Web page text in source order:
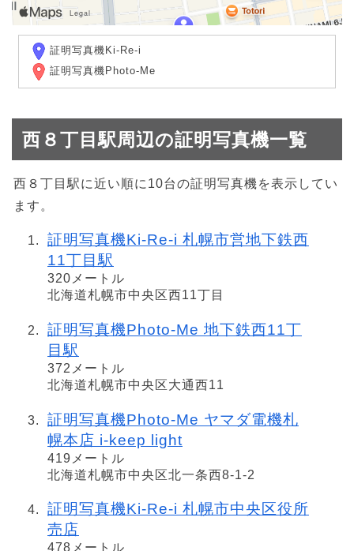
証明写真機Ki-Re-i
証明写真機Photo-Me
西８丁目駅周辺の証明写真機一覧
西８丁目駅に近い順に10台の証明写真機を表示してい
ます。
証明写真機Ki-Re-i 札幌市営地下鉄西
11丁目駅
320メートル
北海道札幌市中央区西11丁目
証明写真機Photo-Me 地下鉄西11丁
目駅
372メートル
北海道札幌市中央区大通西11
証明写真機Photo-Me ヤマダ電機札
幌本店 i-keep light
419メートル
北海道札幌市中央区北一条西8-1-2
証明写真機Ki-Re-i 札幌市中央区役所
売店
478メートル